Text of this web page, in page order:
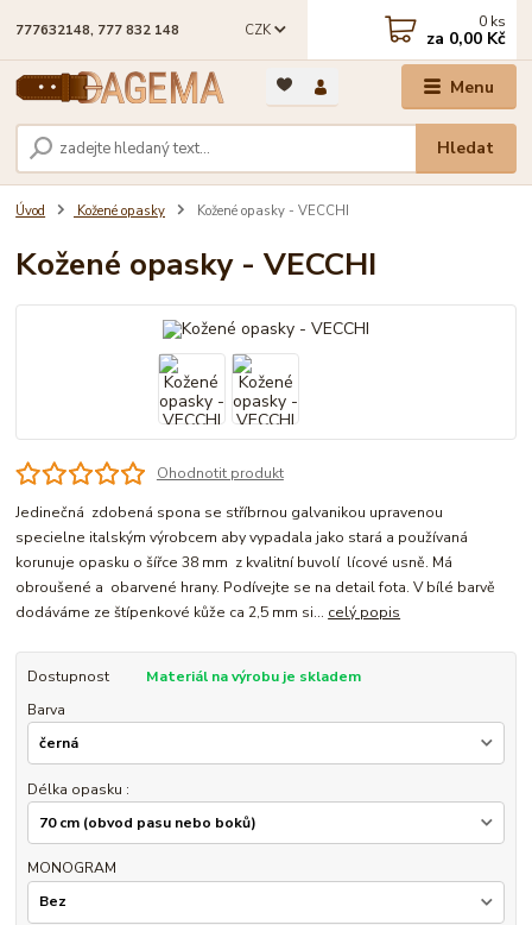
Menu
CZK
Hledat
777632148, 777 832 148 0 ks
za 0,00 Kč
Úvod Kožené opasky Kožené opasky - VECCHI
Kožené opasky - VECCHI
Ohodnotit produkt
Jedinečná zdobená spona se stříbrnou galvanikou upravenou
specielne italským výrobcem aby vypadala jako stará a používaná
korunuje opasku o šířce 38 mm z kvalitní buvolí lícové usně. Má
obroušené a obarvené hrany. Podívejte se na detail fota. V bílé barvě
dodáváme ze štípenkové kůže ca 2,5 mm si... celý popis
Dostupnost
Materiál na výrobu je skladem
Barva
Délka opasku :
MONOGRAM